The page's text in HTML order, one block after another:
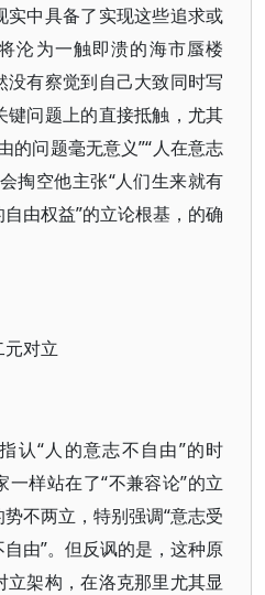
中具备了实现这些追求或
沦为一触即溃的海市蜃楼
没有察觉到自己大致同时写
键问题上的直接抵触，尤其
的问题毫无意义”“人在意志
掏空他主张“人们生来就有
由权益”的立论根基，的确
对立
认“人的意志不自由”的时
样站在了“不兼容论”的立
不两立，特别强调“意志受
由”。但反讽的是，这种原
架构，在洛克那里尤其显